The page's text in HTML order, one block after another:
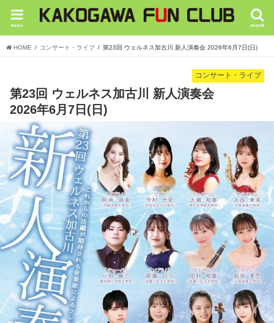
search
menu
HOME コンサート・ライブ 第23回 ウェルネス加古川 新人演奏会 2026年6月7日(日)
コンサート・ライブ
第23回 ウェルネス加古川 新人演奏会
2026年6月7日(日)